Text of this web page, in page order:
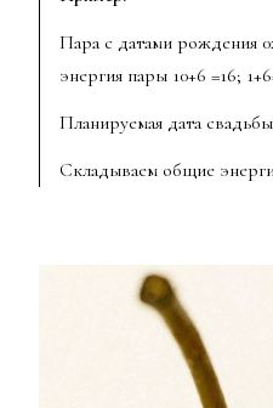
Пара с датами рождения
энергия пары 10+6 =16;
Планируемая дата свадьбы
Складываем общие